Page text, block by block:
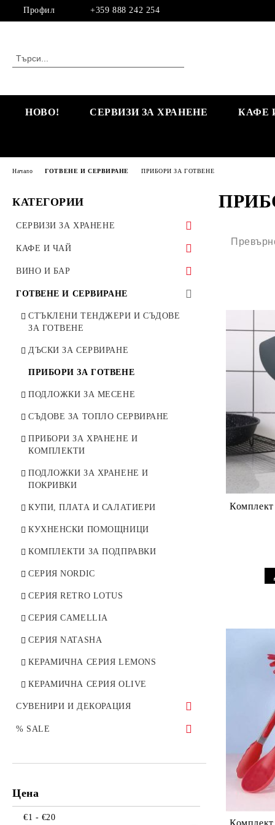
Профил +359 888 242 254
НОВО! СЕРВИЗИ ЗА ХРАНЕНЕ КАФЕ
КАТЕГОРИИ
СЕРВИЗИ ЗА ХРАНЕНЕ
КОМПЛЕКТИ СЕРВИЗИ ЗА
ХРАНЕНЕ
КАФЕ И ЧАЙ
ЕДИНИЧНИ ЧАШИ ЗА КАФЕ И ЧАЙ
СЕРВИЗИ ЗА КАФЕ И ЧАЙ
СТЪКЛЕНИ ЧАШИ, КАНИ,
ЧАЙНИЦИ
ЗАХАРНИЦИ И БОНБОНИЕРИ
ЛЪЖИЧКИ ЗА КАФЕ И ЧАЙ
ВИНО И БАР
БАР АКСЕСОАРИ
ЧАШИ ЗА ЧЕРВЕНО ВИНО
ЧАШИ ЗА ВОДА И БЕЗАЛКОХОЛНО
ДЕКАНТЕРИ И ГАРАФИ
КРИСТАЛНИ ЧАШИ MADE IN
ITALY
КРИСТАЛНИ ВАЗИ BOHEMIA
КРИСТАЛНИ КУПИ И ЗАХАРНИЦИ
VIOLA DECOR
ГОТВЕНЕ И СЕРВИРАНЕ
СТЪКЛЕНИ ТЕНДЖЕРИ И СЪДОВЕ
ЗА ГОТВЕНЕ
ДЪСКИ ЗА СЕРВИРАНЕ
ПРИБОРИ ЗА ГОТВЕНЕ
ПОДЛОЖКИ ЗА МЕСЕНЕ
СЪДОВЕ ЗА ТОПЛО СЕРВИРАНЕ
ПРИБОРИ ЗА ХРАНЕНЕ И
КОМПЛЕКТИ
ПОДЛОЖКИ ЗА ХРАНЕНЕ И
ПОКРИВКИ
КУПИ, ПЛАТА И САЛАТИЕРИ
КУХНЕНСКИ ПОМОЩНИЦИ
КОМПЛЕКТИ ЗА ПОДПРАВКИ
СЕРИЯ NORDIC
СЕРИЯ RETRO LOTUS
СЕРИЯ CAMELLIA
СЕРИЯ NATASHA
КЕРАМИЧНА СЕРИЯ LEMONS
КЕРАМИЧНА СЕРИЯ OLIVE
СУВЕНИРИ И ДЕКОРАЦИЯ
ПРЪСТЕНИ ЗА САЛФЕТКИ
ДЕКОРАТИВНИ СУВЕНИРИ
КРИСТАЛНИ ВАЗИ
% SALE
ВИНО И БАР
ГОТВЕНЕ И СЕРВИРАНЕ
Цена
€1 - €20
Начало ГОТВЕНЕ И СЕРВИРАНЕ ПРИБОРИ ЗА ГОТВЕНЕ
Комплект